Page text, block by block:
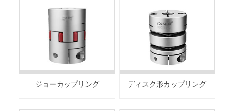
ジョーカップリング ディスク形カップリング